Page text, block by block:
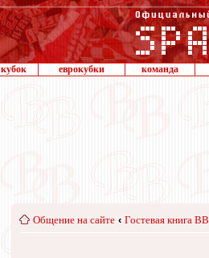
кубок еврокубки команда
Общение на сайте ‹ Гостевая книга ВВ